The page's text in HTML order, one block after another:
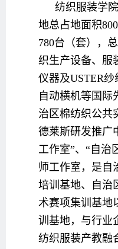
纺织服装学
地总占地面积
780台（套），
织生产设备、服
仪器及USTER
自动横机等国际
治区棉纺织公共
德莱斯研发推广
工作室”、“自治
师工作室，是自
培训基地、自治
术赛项集训基地
训基地，与行业
纺织服装产教融